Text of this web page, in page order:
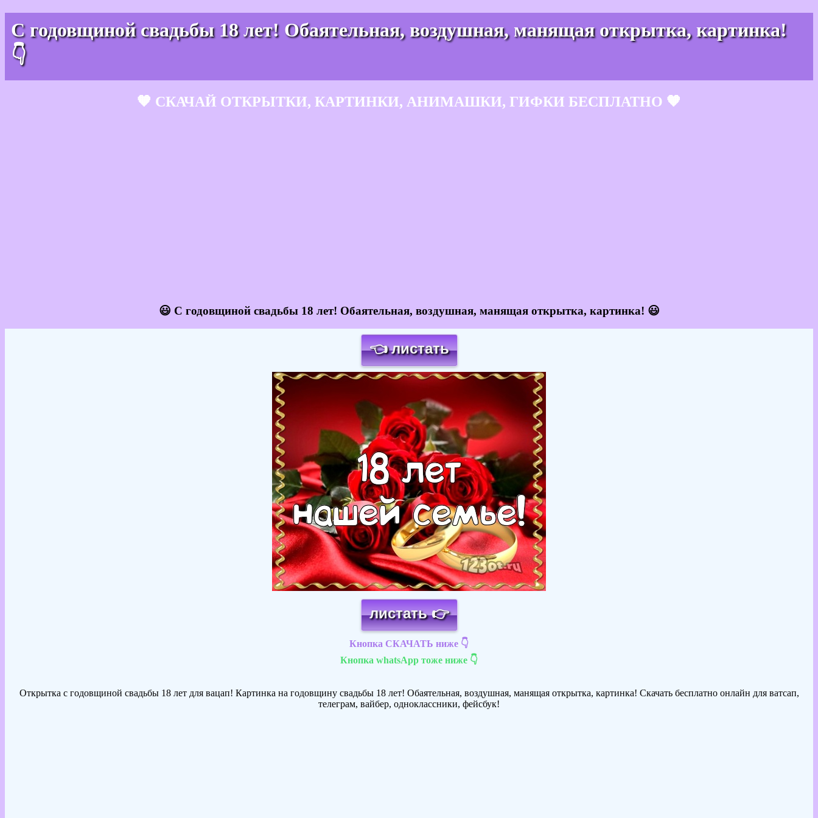
С годовщиной свадьбы 18 лет! Обаятельная, воздушная, манящая открытка, картинка!
👇
🧡 СКАЧАЙ ОТКРЫТКИ, КАРТИНКИ, АНИМАШКИ, ГИФКИ БЕСПЛАТНО 🧡
😃 С годовщиной свадьбы 18 лет! Обаятельная, воздушная, манящая открытка, картинка! 😃
👈 листать
листать 👉
Кнопка СКАЧАТЬ ниже 👇
Кнопка whatsApp тоже ниже 👇
Открытка с годовщиной свадьбы 18 лет для вацап! Картинка на годовщину свадьбы 18 лет! Обаятельная, воздушная, манящая открытка, картинка! Скачать бесплатно онлайн для ватсап,
телеграм, вайбер, одноклассники, фейсбук!